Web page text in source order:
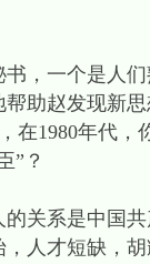
一个是人们
助赵发现新
在1980年代
”？
系是中国共
人才短缺，